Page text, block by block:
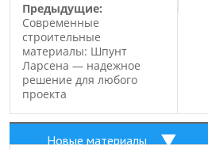
Предыдущие:
Современные
строительные
материалы: Шпунт
Ларсена — надежное
решение для любого
проекта
Новые материалы